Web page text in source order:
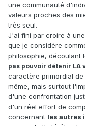
une communauté
valeurs proches des
très seul.
J'ai fini par croire à
que je considère
philosophie, découlant
pas pouvoir détenir LA
caractère primordial
même, mais surtout
d'une confrontation
d'un réel effort de
concernant les autres